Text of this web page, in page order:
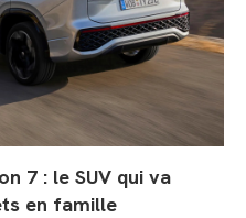
7 : le SUV qui va
en famille